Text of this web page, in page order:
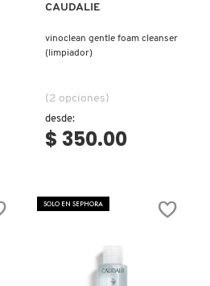
CAUDALIE
vinoclean gentle foam cleanser
(limpiador)
(2 opciones)
desde:
$ 350.00
SOLO EN SEPHORA